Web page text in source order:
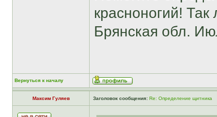
красноногий!
Брянская обл.
Вернуться к началу
Максим Гуляев Заголовок сообщения: Re: Определение щитника